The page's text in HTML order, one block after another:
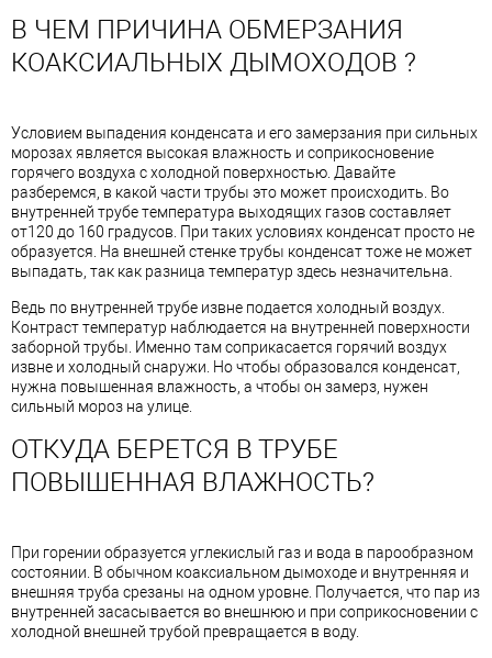
В ЧЕМ ПРИЧИНА ОБМЕРЗАНИЯ
КОАКСИАЛЬНЫХ ДЫМОХОДОВ ?
Условием выпадения конденсата и его замерзания при сильных
морозах является высокая влажность и соприкосновение
горячего воздуха с холодной поверхностью. Давайте
разберемся, в какой части трубы это может происходить. Во
внутренней трубе температура выходящих газов составляет
от120 до 160 градусов. При таких условиях конденсат просто не
образуется. На внешней стенке трубы конденсат тоже не может
выпадать, так как разница температур здесь незначительна.
Ведь по внутренней трубе извне подается холодный воздух.
Контраст температур наблюдается на внутренней поверхности
заборной трубы. Именно там соприкасается горячий воздух
извне и холодный снаружи. Но чтобы образовался конденсат,
нужна повышенная влажность, а чтобы он замерз, нужен
сильный мороз на улице.
ОТКУДА БЕРЕТСЯ В ТРУБЕ
ПОВЫШЕННАЯ ВЛАЖНОСТЬ?
При горении образуется углекислый газ и вода в парообразном
состоянии. В обычном коаксиальном дымоходе и внутренняя и
внешняя труба срезаны на одном уровне. Получается, что пар из
внутренней засасывается во внешнюю и при соприкосновении с
холодной внешней трубой превращается в воду.